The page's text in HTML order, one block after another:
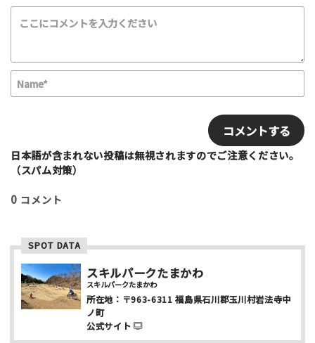
スケートボード
インラインスケート
BMX
スクーター
その他
最高！
最悪
該当する項目を選択して下さい（複数可能）
上級者向け
初心者向け
ファミリー向け
利用者多い
利用者少ない
女性多い
セクション多い
ニックネーム （任意/公開）
*
i日本語が含まれない投稿は無視されますのでご注意ください。
（スパム対策）
0 コメント
SPOT DATA
スキルパークたまかわ
スキルパークたまかわ
所在地： 〒963-6311 福島県石川郡玉川村岩法寺中
ノ町
公式サイト